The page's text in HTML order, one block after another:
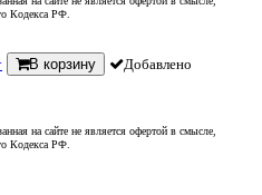
Кодекса РФ.
В корзину Добавлено
на сайте не является офертой в смысле,
Кодекса РФ.